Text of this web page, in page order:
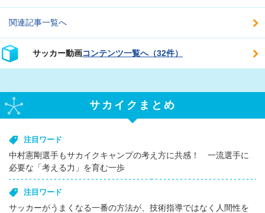
関連記事一覧へ
サッカー動画コンテンツ一覧へ（32件）
サカイクまとめ
注目ワード
中村憲剛選手もサカイクキャンプの考え方に共感！ 一流選手に
必要な「考える力」を育む一歩
注目ワード
サッカーがうまくなる一番の方法が、技術指導ではなく人間性を